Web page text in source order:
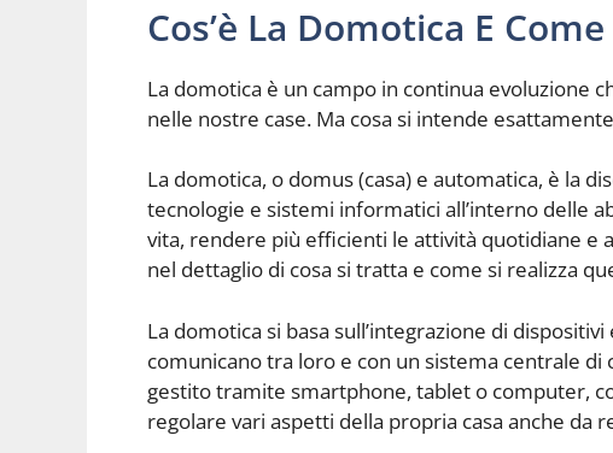
Cos’è La Domotica E
La domotica è un campo in continua evoluzione
nelle nostre case. Ma cosa si intende
La domotica, o domus (casa) e automatica, è la
tecnologie e sistemi informatici all’interno delle
vita, rendere più efficienti le attività quotidiane e
nel dettaglio di cosa si tratta e come si realizza
La domotica si basa sull’integrazione di
comunicano tra loro e con un sistema centrale
gestito tramite smartphone, tablet o computer,
regolare vari aspetti della propria casa anche da